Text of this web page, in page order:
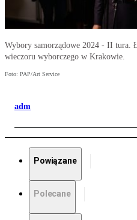
Wybory samorządowe 2024 - II tura.
wieczoru wyborczego w Krakowie.
Foto: PAP/Art Service
adm
Powiązane
Polecane